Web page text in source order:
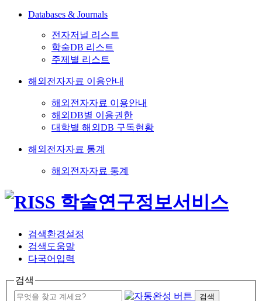
Databases & Journals
전자저널 리스트
학술DB 리스트
주제별 리스트
해외전자자료 이용안내
해외전자자료 이용안내
해외DB별 이용권한
대학별 해외DB 구독현황
해외전자자료 통계
해외전자자료 통계
검색환경설정
검색도움말
다국어입력
검색
검색